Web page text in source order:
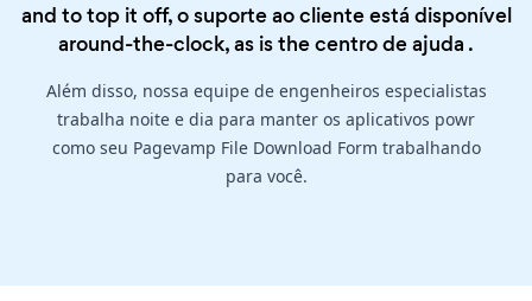
and to top it off, o suporte ao cliente está disponível
around-the-clock, as is thecentro de ajuda .
Além disso, nossa equipe de engenheiros especialistas
trabalha noite e dia para manter os aplicativos powr
como seu Pagevamp File Download Form trabalhando
para você.